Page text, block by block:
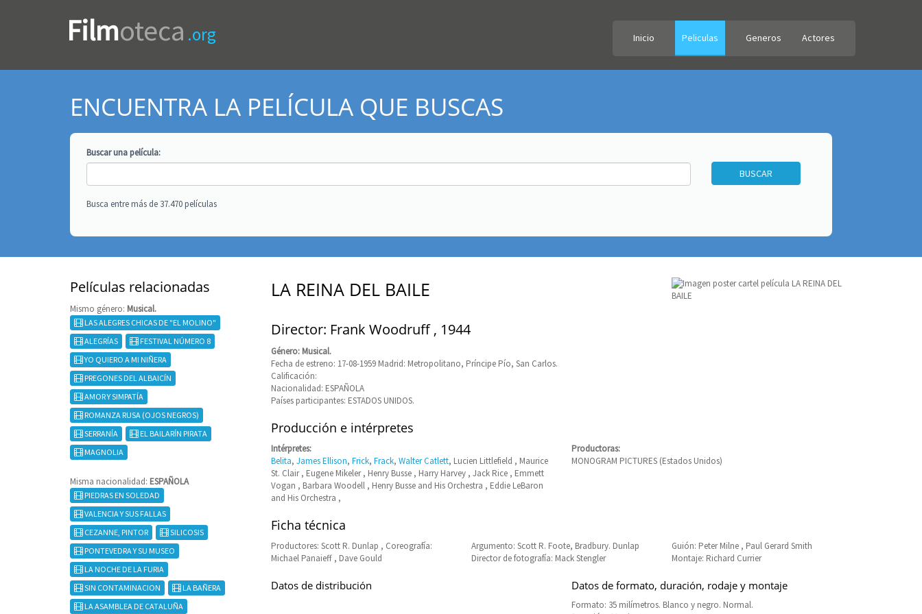
Filmoteca .org Inicio Peliculas Generos Actores
ENCUENTRA LA PELÍCULA QUE BUSCAS
Buscar unapelícula:
Busca entre más de 37.470 películas
Películas relacionadas
Mismo género: Musical.
LAS ALEGRES CHICAS DE "EL MOLINO"
ALEGRÍAS
FESTIVAL NÚMERO 8
YO QUIERO A MI NIÑERA
PREGONES DEL ALBAICÍN
AMOR Y SIMPATÍA
ROMANZA RUSA (OJOS NEGROS)
SERRANÍA
EL BAILARÍN PIRATA
MAGNOLIA
Misma nacionalidad: ESPAÑOLA
PIEDRAS EN SOLEDAD
VALENCIA Y SUS FALLAS
CEZANNE, PINTOR
SILICOSIS
PONTEVEDRA Y SU MUSEO
LA NOCHE DE LA FURIA
SIN CONTAMINACION
LA BAÑERA
LA ASAMBLEA DE CATALUÑA
LA REINA DEL BAILE
Director: Frank Woodruff , 1944
Género: Musical.
Fecha de estreno: 17-08-1959 Madrid: Metropolitano, Príncipe Pío, San Carlos.
Calificación:
Nacionalidad: ESPAÑOLA
Países participantes: ESTADOS UNIDOS.
Producción e intérpretes
Intérpretes:
Belita, James Ellison, Frick, Frack, Walter Catlett, Lucien Littlefield , Maurice
St. Clair , Eugene Mikeler , Henry Busse , Harry Harvey , Jack Rice , Emmett
Vogan , Barbara Woodell , Henry Busse and His Orchestra , Eddie LeBaron
and His Orchestra ,
Productoras:
MONOGRAM PICTURES (Estados Unidos)
Ficha técnica
Productores: Scott R. Dunlap , Coreografía:
Michael Panaieff , Dave Gould
Argumento: Scott R. Foote, Bradbury. Dunlap
Guión: Peter Milne , Paul Gerard Smith
Director de fotografía: Mack Stengler
Montaje: Richard Currier
Datos de distribución Datos de formato, duración, rodaje y montaje
Formato: 35 milímetros. Blanco y negro. Normal.